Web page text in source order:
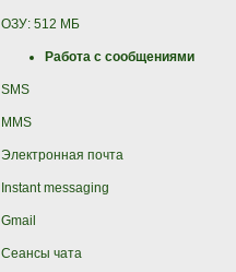
ОЗУ: 512 МБ
Работа с сообщениями
SMS
MMS
Электронная почта
Instant messaging
Gmail
Сеансы чата